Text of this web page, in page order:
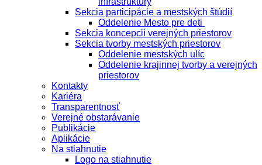
Sekcia participácie a mestských štúdií
Oddelenie Mesto pre deti
Sekcia koncepcií verejných priestorov
Sekcia tvorby mestských priestorov
Oddelenie mestských ulíc
Oddelenie krajinnej tvorby a verejných
priestorov
Kontakty
Kariéra
Transparentnosť
Verejné obstarávanie
Publikácie
Aplikácie
Na stiahnutie
Logo na stiahnutie